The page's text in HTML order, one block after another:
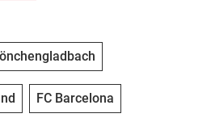
FC Barcelona